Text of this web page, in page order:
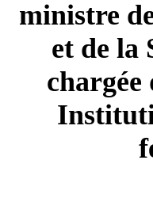
ministre
et de la
chargée